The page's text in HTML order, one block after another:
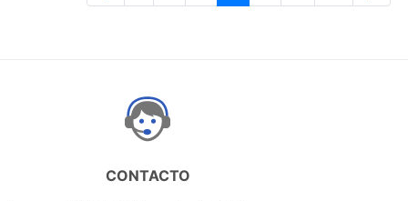
CONTACTO